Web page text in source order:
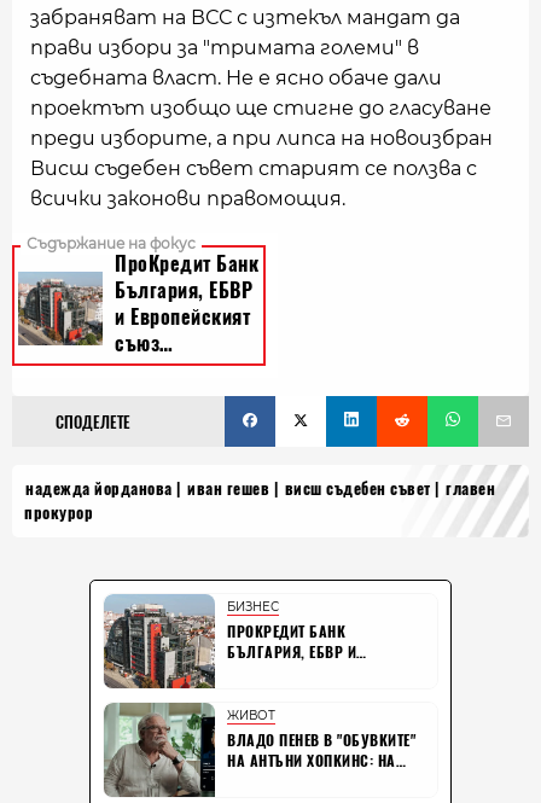
забраняват на ВСС с изтекъл мандат да
прави избори за "тримата големи" в
съдебната власт. Не е ясно обаче дали
проектът изобщо ще стигне до гласуване
преди изборите, а при липса на новоизбран
Висш съдебен съвет старият се ползва с
всички законови правомощия.
СПОДЕЛЕТЕ
надежда йорданова иван гешев висш съдебен съвет
главен
прокурор